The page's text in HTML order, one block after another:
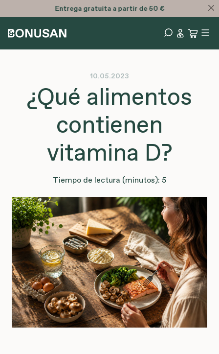
Entrega gratuita a partir de 50 €
10.05.2023
¿Qué alimentos
contienen
vitamina D?
Tiempo de lectura (minutos): 5